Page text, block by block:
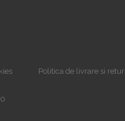
Politica de livrare si retur